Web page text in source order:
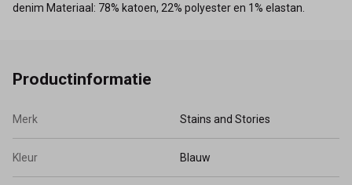
denim Materiaal: 78% katoen, 22% polyester en 1% elastan.
Productinformatie
Merk Stains and Stories
Kleur Blauw